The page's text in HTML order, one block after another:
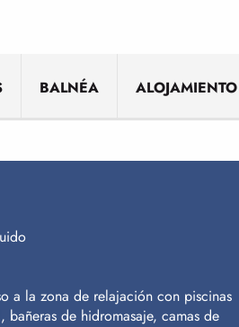
BALNÉA ALOJAMIENTO
a la zona de relajación con piscinas
de hidromasaje, camas de